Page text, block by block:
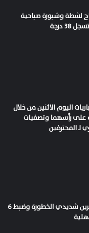
نشطة وشبورة صباحية
درجة
اليوم الاثنين من خلال
على رأسهما وتصفيات
لـ المحترفين
وزارة «الداخلية المصرية» تعلن عن مصرع عنصرين شديدي الخطورة وضبط 6